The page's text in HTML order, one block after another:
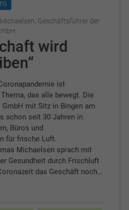
Geschäftsführer der
wird
ist
das alle bewegt. Die
GmbH mit Sitz in Bingen am
schon seit 30 Jahren in
Büros und
für frische Luft.
Michaelsen sprach mit
Gesundheit durch Frischluft
das Geschäft noch…